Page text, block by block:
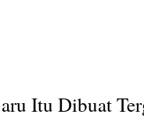
Itu Dibuat